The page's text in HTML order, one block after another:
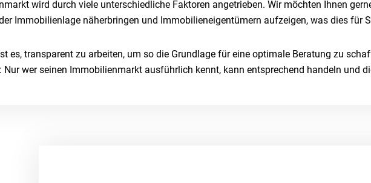
wird durch viele unterschiedliche Faktoren angetrieben. Wir möchten Ihnen
Immobilienlage näherbringen und Immobilieneigentümern aufzeigen, was dies für
es, transparent zu arbeiten, um so die Grundlage für eine optimale Beratung zu
Nur wer seinen Immobilienmarkt ausführlich kennt, kann entsprechend handeln und